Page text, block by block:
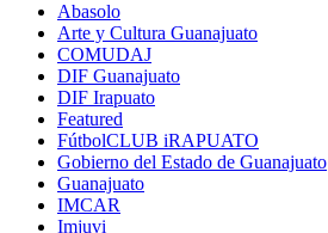
Abasolo
Arte y Cultura Guanajuato
COMUDAJ
DIF Guanajuato
DIF Irapuato
Featured
FútbolCLUB iRAPUATO
Gobierno del Estado de Guanajuato
Guanajuato
IMCAR
Imjuvi